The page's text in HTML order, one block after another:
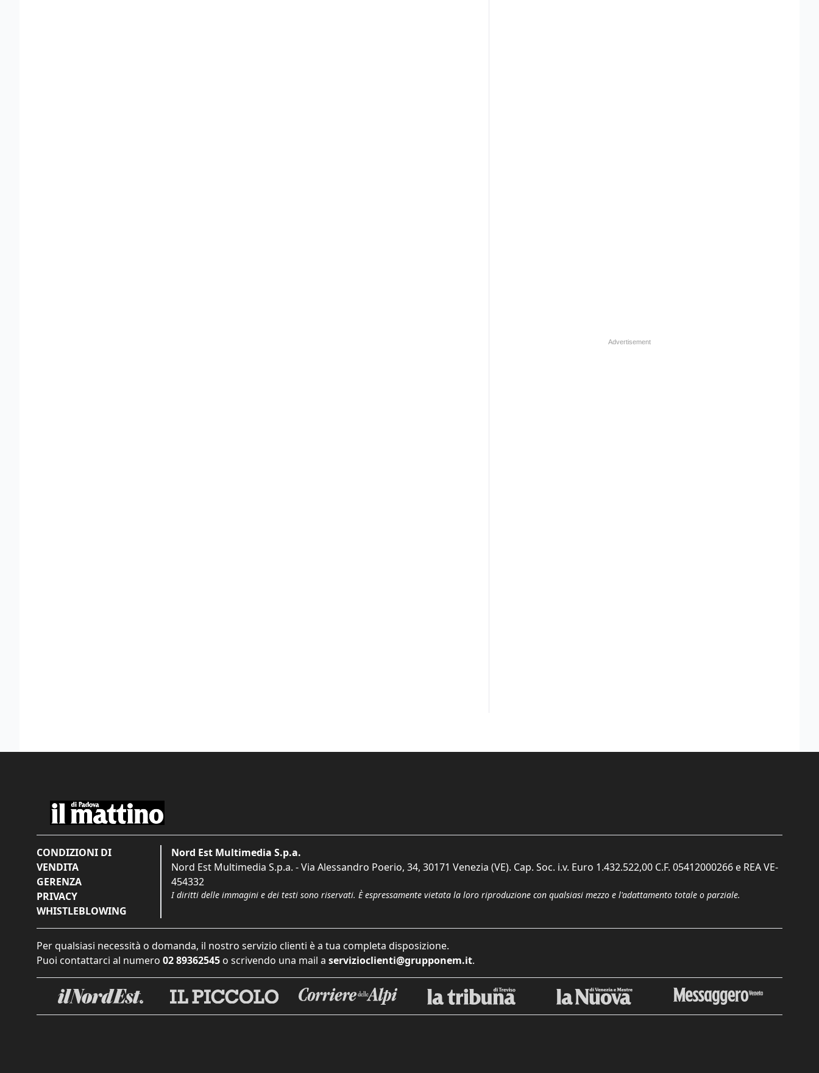
CONDIZIONI DI
VENDITA
GERENZA
PRIVACY
WHISTLEBLOWING
Nord Est Multimedia S.p.a.
Nord Est Multimedia S.p.a. - Via Alessandro Poerio, 34, 30171 Venezia (VE). Cap. Soc. i.v. Euro 1.432.522,00 C.F. 05412000266 e REA VE-
454332
I diritti delle immagini e dei testi sono riservati. È espressamente vietata la loro riproduzione con qualsiasi mezzo e l'adattamento totale o parziale.
Per qualsiasi necessità o domanda, il nostro servizio clienti è a tua completa disposizione.
Puoi contattarci al numero 02 89362545 o scrivendo una mail a servizioclienti@grupponem.it.